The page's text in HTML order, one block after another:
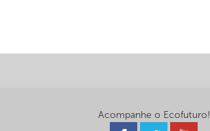
Acompanhe o Ecofuturo!